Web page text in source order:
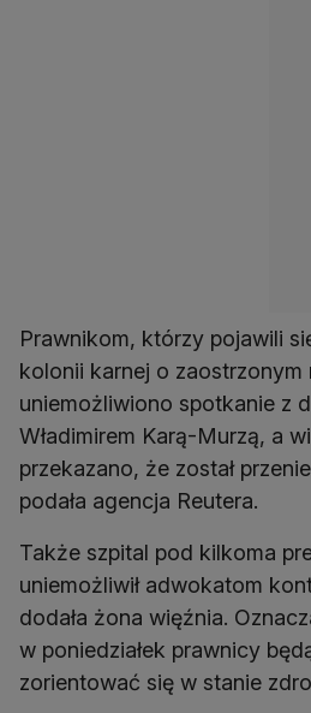
Prawnikom, którzy pojawili
kolonii karnej o zaostrzonym
uniemożliwiono spotkanie z
Władimirem Karą-Murzą, a
przekazano, że został
podała agencja Reutera.
Także szpital pod kilkoma
uniemożliwił adwokatom
dodała żona więźnia.
w poniedziałek prawnicy
zorientować się w stanie